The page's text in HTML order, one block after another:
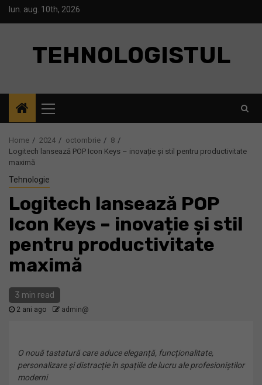
Skiplun. aug. 10th, 2026
TEHNOLOGISTUL
Menu
Home 2024 octombrie
8
Logitech lansează POP Icon Keys – inovație și stil pentru productivitate
maximă
Tehnologie
Logitech lansează POP
Icon Keys – inovație și stil
pentru productivitate
maximă
3 min read
2 ani ago admin@
O nouă tastatură care aduce eleganță, funcționalitate,
personalizare și distracție în spațiile de lucru ale profesioniștilor
moderni